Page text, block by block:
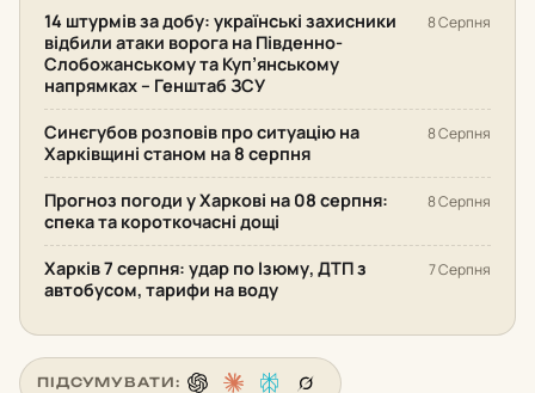
14 штурмів за добу: українські захисники
відбили атаки ворога на Південно-
Слобожанському та Куп’янському
напрямках – Генштаб ЗСУ
8 Серпня
Синєгубов розповів про ситуацію на
Харківщині станом на 8 серпня
8 Серпня
Прогноз погоди у Харкові на 08 серпня:
спека та короткочасні дощі
8 Серпня
Харків 7 серпня: удар по Ізюму, ДТП з
автобусом, тарифи на воду
7 Серпня
ПІДСУМУВАТИ: